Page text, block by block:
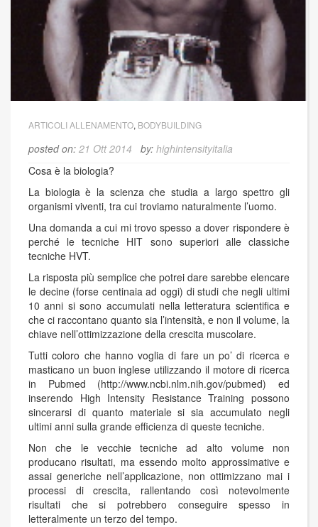
ARTICOLI ALLENAMENTO, BODYBUILDING
posted on: 21 Ott 2014 by: highintensityitalia
Cosa è la biologia?
La biologia è la scienza che studia a largo spettro gli
organismi viventi, tra cui troviamo naturalmente l’uomo.
Una domanda a cui mi trovo spesso a dover rispondere è
perché le tecniche HIT sono superiori alle classiche
tecniche HVT.
La risposta più semplice che potrei dare sarebbe elencare
le decine (forse centinaia ad oggi) di studi che negli ultimi
10 anni si sono accumulati nella letteratura scientifica e
che ci raccontano quanto sia l’intensità, e non il volume, la
chiave nell’ottimizzazione della crescita muscolare.
Tutti coloro che hanno voglia di fare un po’ di ricerca e
masticano un buon inglese utilizzando il motore di ricerca
in Pubmed (http://www.ncbi.nlm.nih.gov/pubmed) ed
inserendo High Intensity Resistance Training possono
sincerarsi di quanto materiale si sia accumulato negli
ultimi anni sulla grande efficienza di queste tecniche.
Non che le vecchie tecniche ad alto volume non
producano risultati, ma essendo molto approssimative e
assai generiche nell’applicazione, non ottimizzano mai i
processi di crescita, rallentando così notevolmente
risultati che si potrebbero conseguire spesso in
letteralmente un terzo del tempo.